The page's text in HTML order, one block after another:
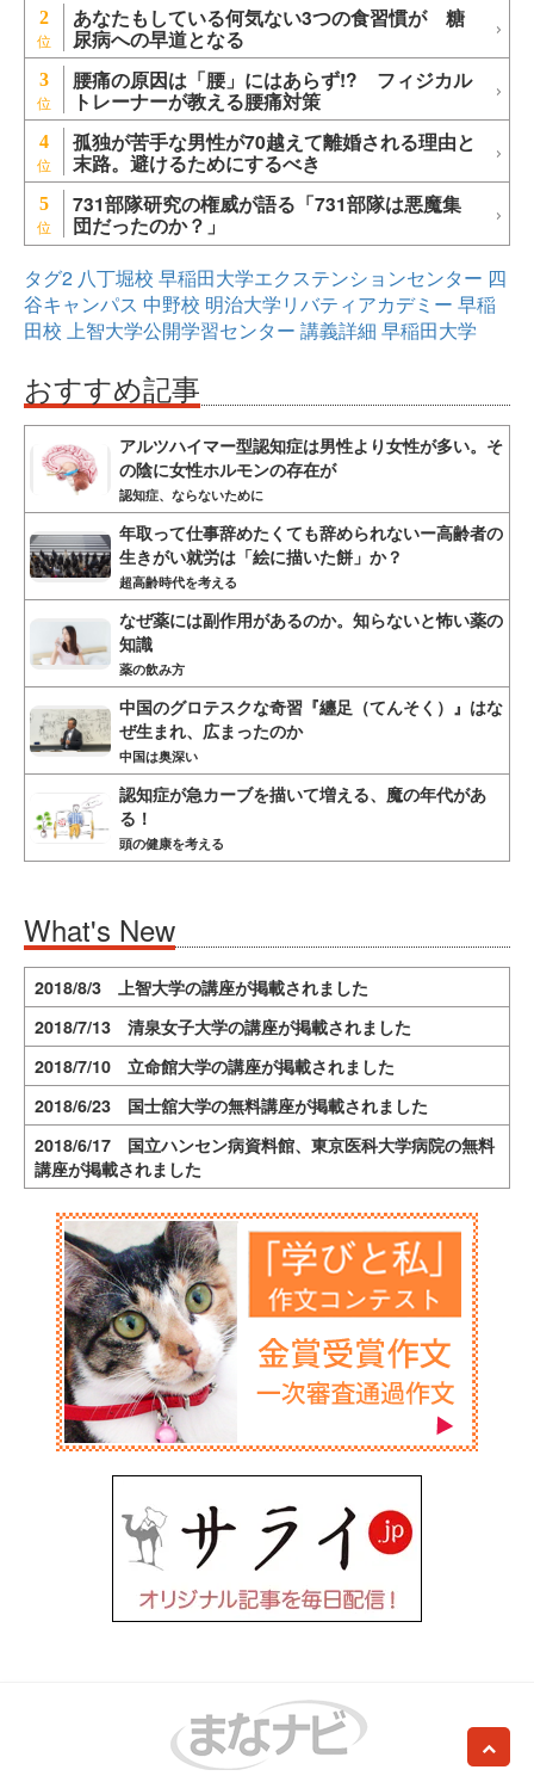
2 あなたもしている何気ない3つの食習慣が 糖
尿病への早道となる
3 腰痛の原因は「腰」にはあらず!? フィジカル
トレーナーが教える腰痛対策
4 孤独が苦手な男性が70越えて離婚される理由と
末路。避けるためにするべき
5 731部隊研究の権威が語る「731部隊は悪魔集
団だったのか？」
タグ2 八丁堀校 早稲田大学エクステンションセンター 四
谷キャンパス 中野校 明治大学リバティアカデミー 早稲
田校 上智大学公開学習センター 講義詳細 早稲田大学
おすすめ記事
アルツハイマー型認知症は男性より女性が多い。そ
の陰に女性ホルモンの存在が
認知症、ならないために
年取って仕事辞めたくても辞められないー高齢者の
生きがい就労は「絵に描いた餅」か？
超高齢時代を考える
なぜ薬には副作用があるのか。知らないと怖い薬の
知識
薬の飲み方
中国のグロテスクな奇習『纏足（てんそく）』はな
ぜ生まれ、広まったのか
中国は奥深い
認知症が急カーブを描いて増える、魔の年代があ
る！
頭の健康を考える
What's New
2018/8/3 上智大学の講座が掲載されました
2018/7/13 清泉女子大学の講座が掲載されました
2018/7/10 立命館大学の講座が掲載されました
2018/6/23 国士舘大学の無料講座が掲載されました
2018/6/17 国立ハンセン病資料館、東京医科大学病院の無料
講座が掲載されました